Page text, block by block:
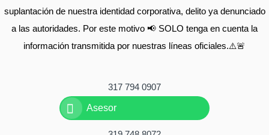
suplantación de nuestra identidad corporativa, delito ya denunciado
a las autoridades. Por este motivo 📢 SOLO tenga en cuenta la
información transmitida por nuestras líneas oficiales.⚠️🚨
317 794 0907
Asesor